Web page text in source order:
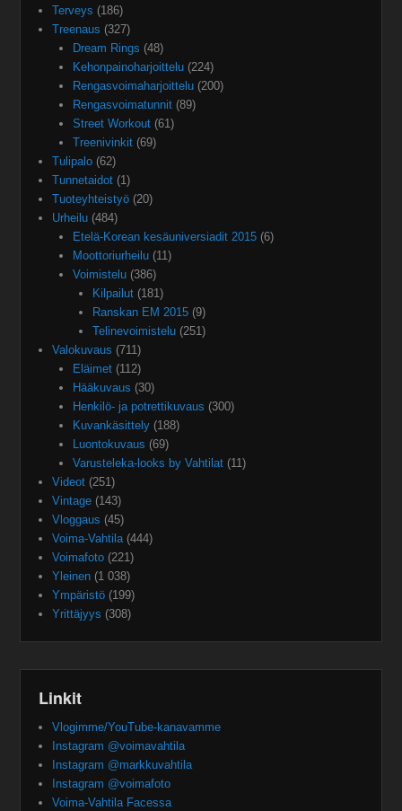
Terveys (186)
Treenaus (327)
Dream Rings (48)
Kehonpainoharjoittelu(224)
Rengasvoimaharjoittelu(200)
Rengasvoimatunnit(89)
Street Workout(61)
Treenivinkit(69)
Tulipalo (62)
Tunnetaidot (1)
Tuoteyhteistyö (20)
Urheilu (484)
Etelä-Korean kesäuniversiadit 2015(6)
Moottoriurheilu(11)
Voimistelu(386)
Kilpailut (181)
Ranskan EM 2015 (9)
Telinevoimistelu (251)
Valokuvaus (711)
Eläimet(112)
Hääkuvaus (30)
Henkilö- ja potrettikuvaus (300)
Kuvankäsittely(188)
Luontokuvaus (69)
Varusteleka-looks by Vahtilat(11)
Videot (251)
Vintage (143)
Vloggaus (45)
Voima-Vahtila(444)
Voimafoto (221)
Yleinen (1 038)
Ympäristö (199)
Yrittäjyys (308)
Linkit
Vlogimme/YouTube-kanavamme
Instagram @voimavahtila
Instagram @markkuvahtila
Instagram @voimafoto
Voima-Vahtila Facessa